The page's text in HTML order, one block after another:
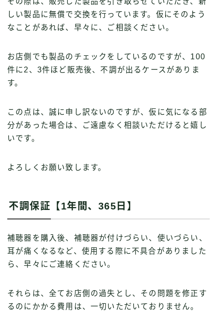
しい製品に無償で交換を行っています。仮にそのよう
なことがあれば、早々に、ご相談ください。
お店側でも製品のチェックをしているのですが、100
件に2、3件ほど販売後、不調が出るケースがありま
す。
この点は、誠に申し訳ないのですが、仮に気になる部
分があった場合は、ご遠慮なく相談いただけると嬉し
いです。
よろしくお願い致します。
不調保証【1年間、365日】
補聴器を購入後、補聴器が付けづらい、使いづらい、
耳が痛くなるなど、使用する際に不具合がありました
ら、早々にご連絡ください。
それらは、全てお店側の過失とし、その問題を修正す
るのにかかる費用は、一切いただいておりません。